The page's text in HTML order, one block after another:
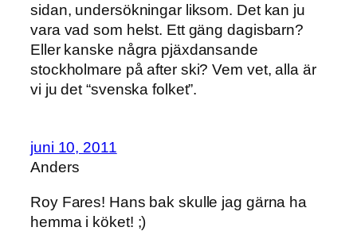
sidan, undersökningar liksom. Det kan ju
vara vad som helst. Ett gäng dagisbarn?
Eller kanske några pjäxdansande
stockholmare på after ski? Vem vet, alla är
vi ju det “svenska folket”.
juni 10, 2011
Anders
Roy Fares! Hans bak skulle jag gärna ha
hemma i köket! ;)